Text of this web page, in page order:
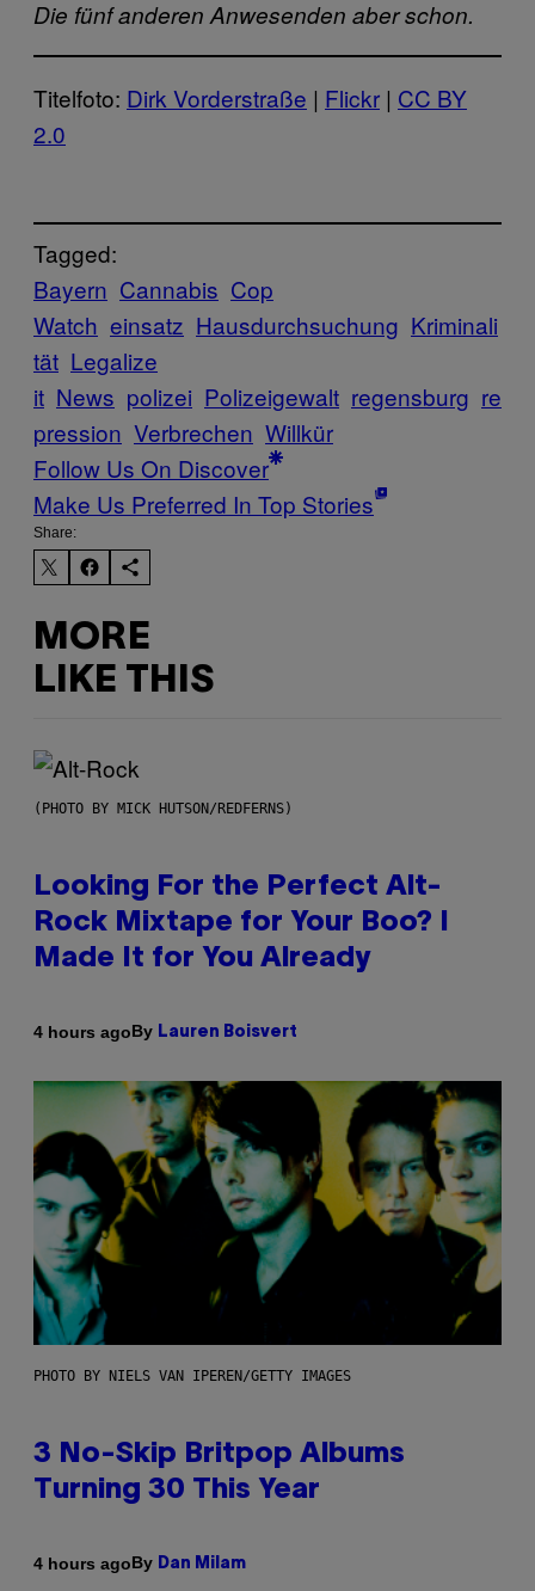
Die fünf anderen Anwesenden aber schon.
Titelfoto: Dirk Vorderstraße | Flickr | CC BY
2.0
Tagged:
Bayern Cannabis Cop
Watch einsatz Hausdurchsuchung Kriminali
tät Legalize
it News polizei Polizeigewalt regensburg re
pression Verbrechen Willkür
Follow Us On Discover
Make Us Preferred In Top Stories
Share:
MORE
LIKE THIS
(PHOTO BY MICK HUTSON/REDFERNS)
Looking For the Perfect Alt-
Rock Mixtape for Your Boo? I
Made It for You Already
4 hours agoBy Lauren Boisvert
PHOTO BY NIELS VAN IPEREN/GETTY IMAGES
3 No-Skip Britpop Albums
Turning 30 This Year
4 hours agoBy Dan Milam